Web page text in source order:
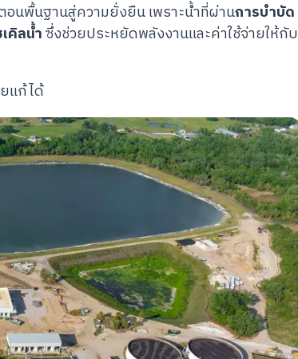
อนพื้นฐานสู่ความยั่งยืน เพราะน้ำที่ผ่านการบำบัด
คิลน้ำซึ่งช่วยประหยัดพลังงานและค่าใช้จ่ายให้กับ
แก้ได้